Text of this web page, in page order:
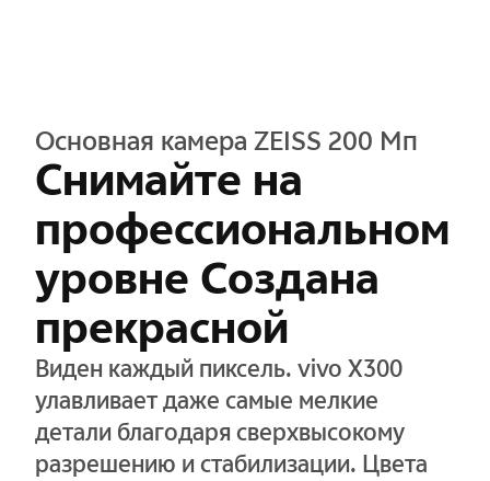
Основная камера ZEISS 200 Мп
Снимайте на
профессиональном
уровне Создана
прекрасной
Виден каждый пиксель. vivo X300
улавливает даже самые мелкие
детали благодаря сверхвысокому
разрешению и стабилизации. Цвета